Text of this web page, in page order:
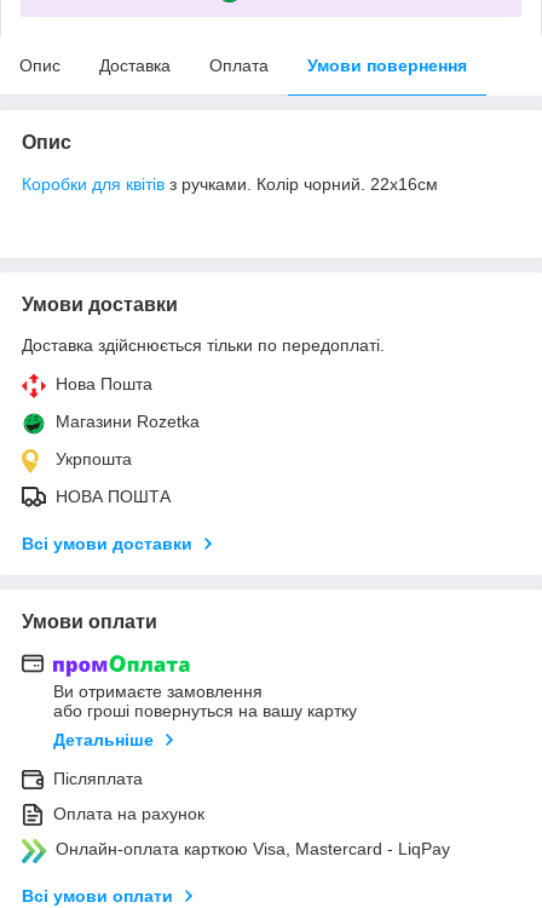
Опис Доставка Оплата Умови повернення
Опис
Коробки для квітів з ручками. Колір чорний. 22х16см
Умови доставки
Доставка здійснюється тільки по передоплаті.
Нова Пошта
Магазини Rozetka
Укрпошта
НОВА ПОШТА
Всі умови доставки
Умови оплати
Ви отримаєте замовлення
або гроші повернуться на вашу картку
Детальніше
Післяплата
Оплата на рахунок
Онлайн-оплата карткою Visa, Mastercard - LiqPay
Всі умови оплати